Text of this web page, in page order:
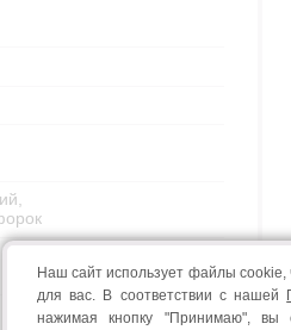
Наш сайт использует файлы cookie,
для вас. В соответствии с нашей
нажимая кнопку "Принимаю", вы